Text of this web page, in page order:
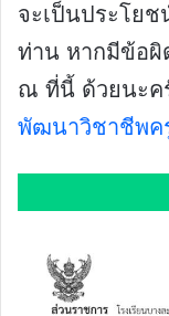
จะเป็นประโย
ท่าน หากมีข้อผิ
ณ ที่นี้ ด้วยนะค
พัฒนาวิชาชีพค